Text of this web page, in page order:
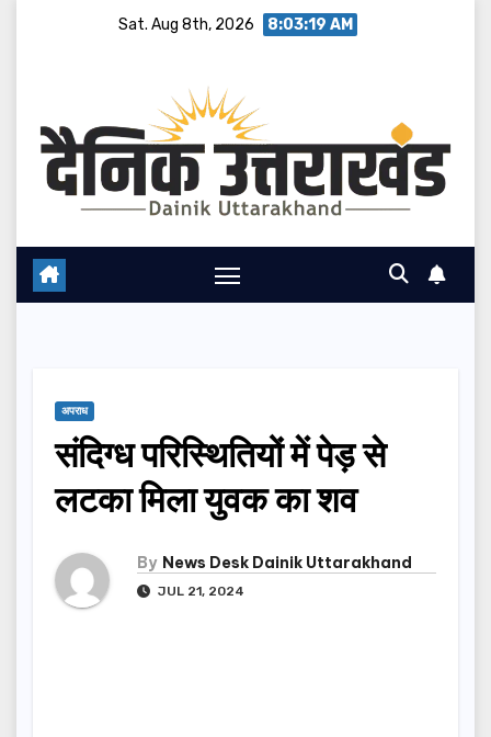
Sat. Aug 8th, 2026 8:03:20 AM
अपराध
संदिग्ध परिस्थितियों में पेड़ से
लटका मिला युवक का शव
By News Desk Dainik Uttarakhand
JUL 21, 2024